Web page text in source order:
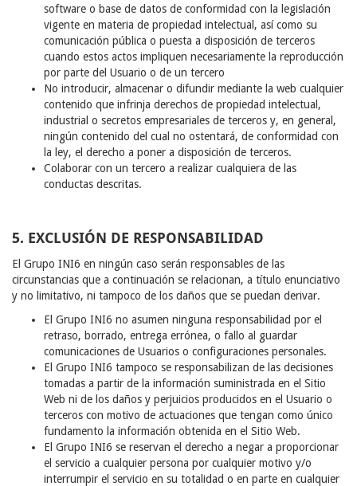
software o base de datos de conformidad con la legislación
vigente en materia de propiedad intelectual, así como su
comunicación pública o puesta a disposición de terceros
cuando estos actos impliquen necesariamente la reproducción
por parte del Usuario o de un tercero
No introducir, almacenar o difundir mediante la web cualquier
contenido que infrinja derechos de propiedad intelectual,
industrial o secretos empresariales de terceros y, en general,
ningún contenido del cual no ostentará, de conformidad con
la ley, el derecho a poner a disposición de terceros.
Colaborar con un tercero a realizar cualquiera de las
conductas descritas.
El Grupo INI6 en ningún caso serán responsables de las
circunstancias que a continuación se relacionan, a título enunciativo
y no limitativo, ni tampoco de los daños que se puedan derivar.
El Grupo INI6 no asumen ninguna responsabilidad por el
retraso, borrado, entrega errónea, o fallo al guardar
comunicaciones de Usuarios o configuraciones personales.
El Grupo INI6 tampoco se responsabilizan de las decisiones
tomadas a partir de la información suministrada en el Sitio
Web ni de los daños y perjuicios producidos en el Usuario o
terceros con motivo de actuaciones que tengan como único
fundamento la información obtenida en el Sitio Web.
El Grupo INI6 se reservan el derecho a negar a proporcionar
el servicio a cualquier persona por cualquier motivo y/o
interrumpir el servicio en su totalidad o en parte en cualquier